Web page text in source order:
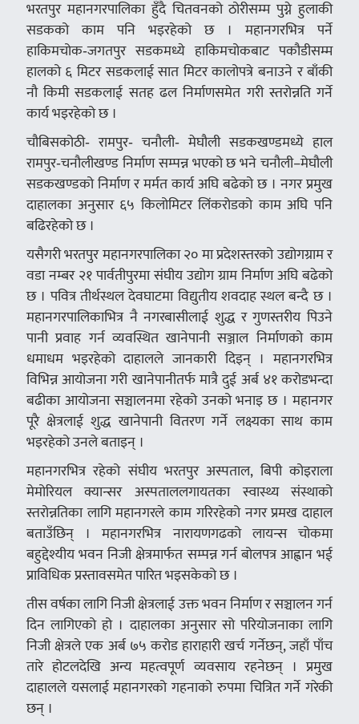
भरतपुर महानगरपालिका हुँदै चितवनको ठोरीसम्म पुग्ने हुलाकी
सडकको काम पनि भइरहेको छ । महानगरभित्र पर्ने
हाकिमचोक‑जगतपुर सडकमध्ये हाकिमचोकबाट पकौडीसम्म
हालको ६ मिटर सडकलाई सात मिटर कालोपत्रे बनाउने र बाँकी
नौ किमी सडकलाई सतह ढल निर्माणसमेत गरी स्तरोन्नति गर्ने
कार्य भइरहेको छ ।
चौबिसकोठी‑ रामपुर‑ चनौली‑ मेघौली सडकखण्डमध्ये हाल
रामपुर‑चनौलीखण्ड निर्माण सम्पन्न भएको छ भने चनौली–मेघौली
सडकखण्डको निर्माण र मर्मत कार्य अघि बढेको छ । नगर प्रमुख
दाहालका अनुसार ६५ किलोमिटर लिंकरोडको काम अघि पनि
बढिरहेको छ ।
यसैगरी भरतपुर महानगरपालिका २० मा प्रदेशस्तरको उद्योगग्राम र
वडा नम्बर २१ पार्वतीपुरमा संघीय उद्योग ग्राम निर्माण अघि बढेको
छ । पवित्र तीर्थस्थल देवघाटमा विद्युतीय शवदाह स्थल बन्दै छ ।
महानगरपालिकाभित्र नै नगरबासीलाई शुद्ध र गुणस्तरीय पिउने
पानी प्रवाह गर्न व्यवस्थित खानेपानी सञ्जाल निर्माणको काम
धमाधम भइरहेको दाहालले जानकारी दिइन् । महानगरभित्र
विभिन्न आयोजना गरी खानेपानीतर्फ मात्रै दुई अर्ब ४१ करोडभन्दा
बढीका आयोजना सञ्चालनमा रहेको उनको भनाइ छ । महानगर
पूरै क्षेत्रलाई शुद्ध खानेपानी वितरण गर्ने लक्ष्यका साथ काम
भइरहेको उनले बताइन् ।
महानगरभित्र रहेको संघीय भरतपुर अस्पताल, बिपी कोइराला
मेमोरियल क्यान्सर अस्पताललगायतका स्वास्थ्य संस्थाको
स्तरोन्नतिका लागि महानगरले काम गरिरहेको नगर प्रमख दाहाल
बताउँछिन् । महानगरभित्र नारायणगढको लायन्स चोकमा
बहुद्देश्यीय भवन निजी क्षेत्रमार्फत सम्पन्न गर्न बोलपत्र आह्वान भई
प्राविधिक प्रस्तावसमेत पारित भइसकेको छ ।
तीस वर्षका लागि निजी क्षेत्रलाई उक्त भवन निर्माण र सञ्चालन गर्न
दिन लागिएको हो । दाहालका अनुसार सो परियोजनाका लागि
निजी क्षेत्रले एक अर्ब ७५ करोड हाराहारी खर्च गर्नेछन्, जहाँ पाँच
तारे होटलदेखि अन्य महत्वपूर्ण व्यवसाय रहनेछन् । प्रमुख
दाहालले यसलाई महानगरको गहनाको रुपमा चित्रित गर्ने गरेकी
छन् ।